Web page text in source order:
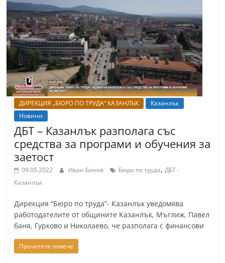
ДИРЕКЦИЯ „БЮРО ПО ТРУДА“ КАЗАНЛЪК
Казанлък
Новини
ДБТ – Казанлък разполага със
средства за програми и обучения за
заетост
09.05.2022 Иван Бонев Бюро по труда,ДБТ -
Казанлък
Дирекция “Бюро по труда”- Казанлък уведомява
работодателите от общините Казанлък, Мъглиж, Павел
баня, Гурково и Николаево, че разполага с финансови
Прочетете повече